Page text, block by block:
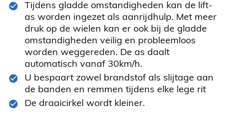
Tijdens gladde omstandigheden kan de lift-
as worden ingezet als aanrijdhulp. Met meer
druk op de wielen kan er ook bij de gladde
omstandigheden veilig en probleemloos
worden weggereden. De as daalt
automatisch vanaf 30km/h.
U bespaart zowel brandstof als slijtage aan
de banden en remmen tijdens elke lege rit
De draaicirkel wordt kleiner.